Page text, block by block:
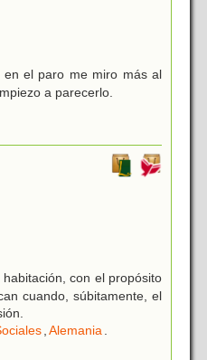
el paro me miro más al
a parecerlo.
con el propósito
cuando, súbitamente, el
,Alemania.